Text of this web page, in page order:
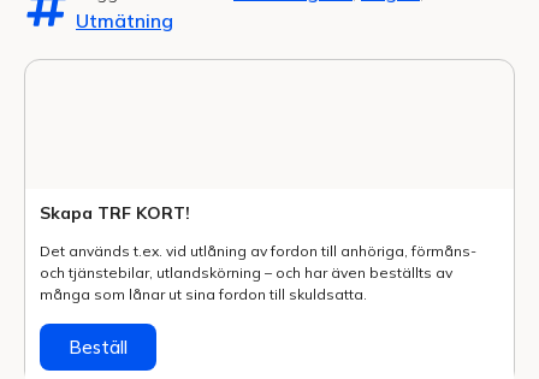
Utmätning
Skapa TRF KORT!
Det används t.ex. vid utlåning av fordon till anhöriga, förmåns-
och tjänstebilar, utlands­körning – och har även beställts av
många som lånar ut sina fordon till skuldsatta.
Beställ